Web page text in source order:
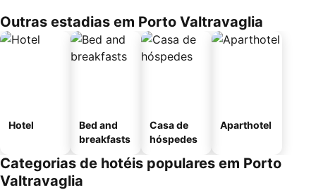
Outras estadias em Porto Valtravaglia
Hotel
Bed and
breakfasts
Casa de
hóspedes
Aparthotel
Categorias de hotéis populares em Porto
Valtravaglia